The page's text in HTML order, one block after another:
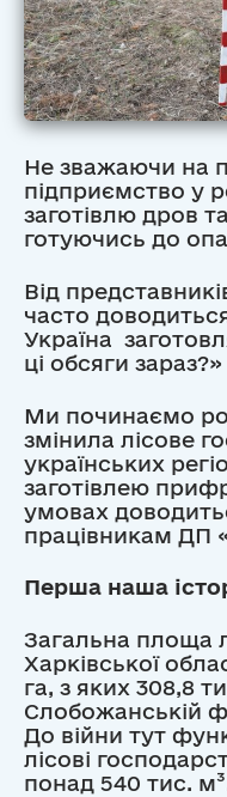
Не зважаючи на
підприємство у
заготівлю дров
готуючись до
Від
часто
Україна
ці обсяги зараз?»
Ми починаємо
змінила лісове
українських
заготівлею
умовах
працівникам ДП
Перша наша
Загальна площа
Харківської
га, з яких 308,8
Слобожанській
До війни тут
лісові
понад 540 тис.